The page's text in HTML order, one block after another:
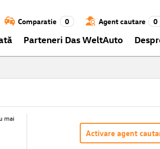
Comparatie 0 Agent cautare 0
Parteneri Das WeltAuto
mai
Activare agent